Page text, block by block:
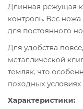
Длинная режущая
контроль. Вес ножа
для постоянного
Для удобства
металлической
темляк, что
походных условиях
Характеристики: